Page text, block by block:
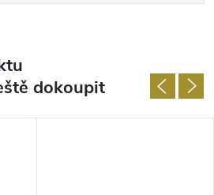
dokoupit